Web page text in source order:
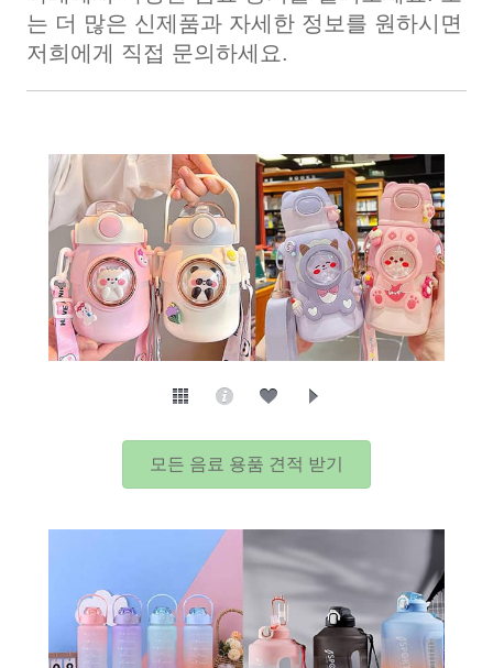
는 더 많은 신제품과 자세한 정보를 원하시면
저희에게 직접 문의하세요.
모든 음료 용품 견적 받기